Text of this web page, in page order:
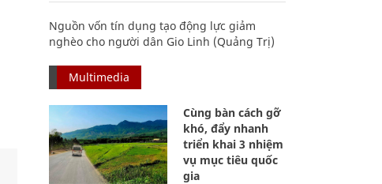
Nguồn vốn tín dụng tạo động lực giảm
nghèo cho người dân Gio Linh (Quảng Trị)
Multimedia
Cùng bàn cách gỡ
khó, đẩy nhanh
triển khai 3 nhiệm
vụ mục tiêu quốc
gia